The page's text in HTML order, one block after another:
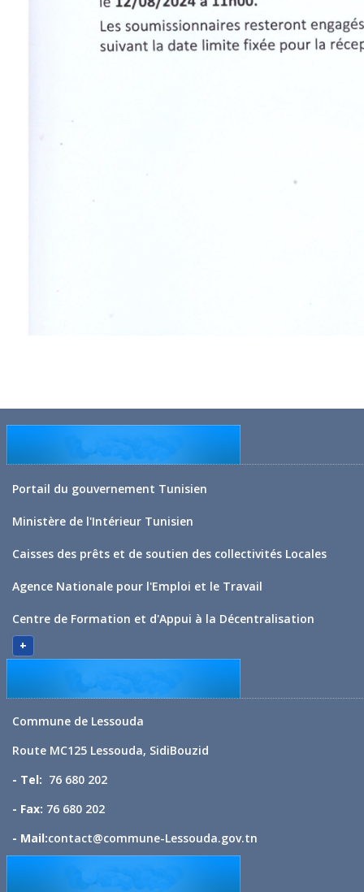
Portail du gouvernement Tunisien
Ministère de l'Intérieur Tunisien
Caisses des prêts et de soutien des collectivités Locales
Agence Nationale pour l'Emploi et le Travail
Centre de Formation et d'Appui à la Décentralisation
+
Commune de Lessouda
Route MC125 Lessouda, SidiBouzid
- Tel: 76 680 202
- Fax: 76 680 202
- Mail:contact@commune-Lessouda.gov.tn